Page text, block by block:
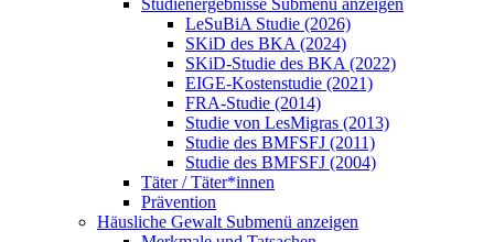
Studienergebnisse Submenü anzeigen
LeSuBiA Studie (2026)
SKiD des BKA (2024)
SKiD-Studie des BKA (2022)
EIGE-Kostenstudie (2021)
FRA-Studie (2014)
Studie von LesMigras (2013)
Studie des BMFSFJ (2011)
Studie des BMFSFJ (2004)
Täter / Täter*innen
Prävention
Häusliche Gewalt Submenü anzeigen